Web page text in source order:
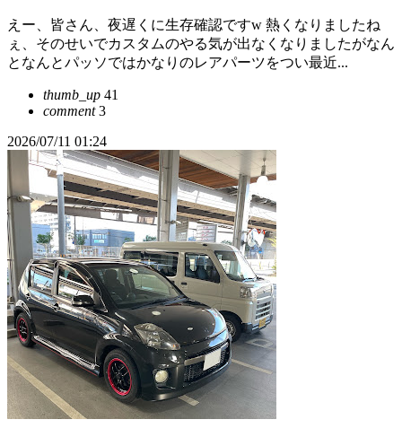
えー、皆さん、夜遅くに生存確認ですw 熱くなりましたね
ぇ、そのせいでカスタムのやる気が出なくなりましたがなん
となんとパッソではかなりのレアパーツをつい最近...
thumb_up 41
comment3
2026/07/11 01:24